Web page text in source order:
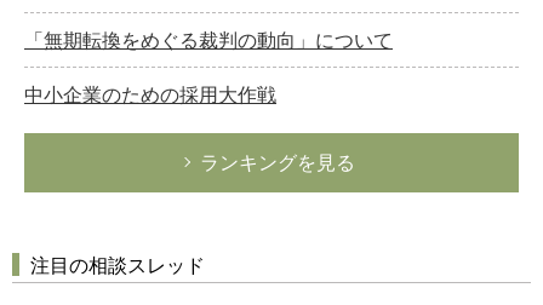
「無期転換をめぐる裁判の動向」について
中小企業のための採用大作戦
ランキングを見る
注目の相談スレッド